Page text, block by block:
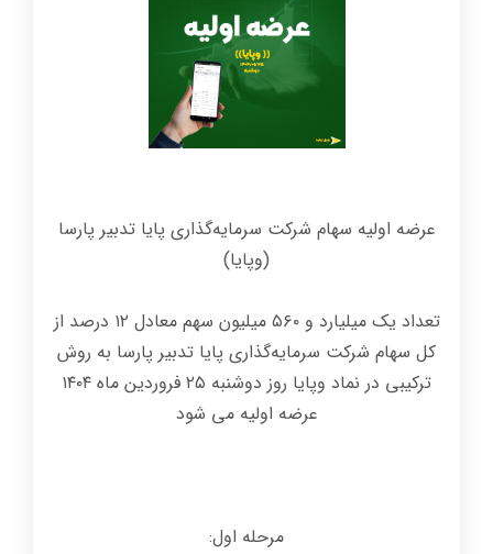
عرضه اولیه سهام شرکت سرمایه‌گذاری پایا تدبیر پارسا
(وپایا)
تعداد یک میلیارد و ۵۶۰ میلیون سهم معادل ۱۲ درصد از
کل سهام شرکت سرمایه‌گذاری پایا تدبیر پارسا به روش
ترکیبی در نماد وپایا روز دوشنبه ۲۵ فروردین ‌ماه ۱۴۰۴
عرضه اولیه می شود
مرحله اول: